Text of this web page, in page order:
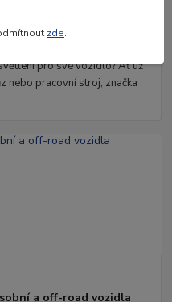
pro své vozidlo? Ať už
nebo pracovní stroj, značka
a off-road vozidla
zde.